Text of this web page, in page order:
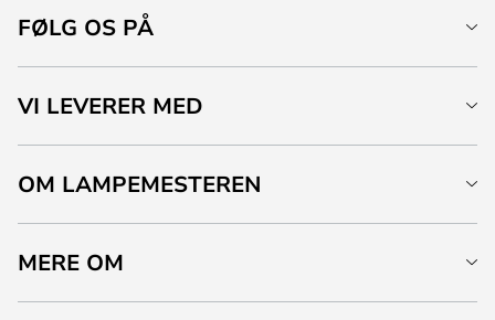
FØLG OS PÅ
VI LEVERER MED
OM LAMPEMESTEREN
MERE OM